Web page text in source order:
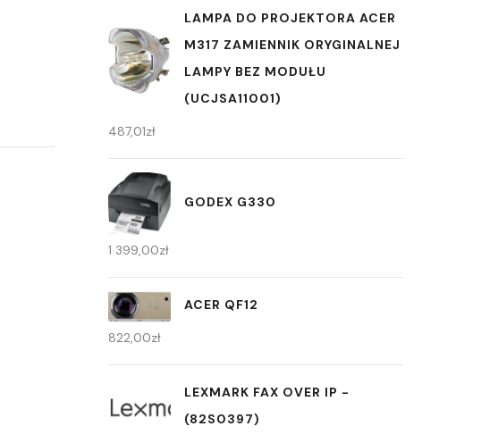
LAMPA DO PROJEKTORA ACER
M317 ZAMIENNIK ORYGINALNEJ
LAMPY BEZ MODUŁU
(UCJSA11001)
487,01zł
GODEX G330
1 399,00zł
ACER QF12
822,00zł
LEXMARK FAX OVER IP -
(82S0397)